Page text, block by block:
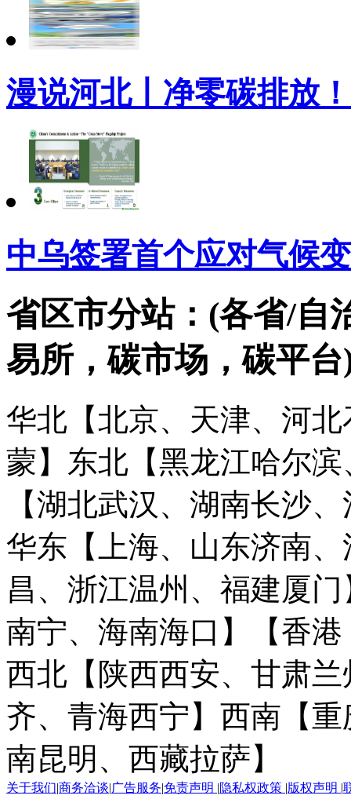
漫说河北丨净零碳排放
中乌签署首个应对气候
省区市分站：(各省/自
易所，碳市场，碳平台
华北【北京、天津、河
蒙】 东北【黑龙江哈尔
【湖北武汉、湖南长沙
华东【上海、山东济南
昌、浙江温州、福建厦门
南宁、海南海口】
【香
西北【陕西西安、甘肃
齐、青海西宁】 西南【
南昆明、西藏拉萨】
关于我们|商务洽谈|广告服务|免责声明 |隐私权政策 |版权声明 |